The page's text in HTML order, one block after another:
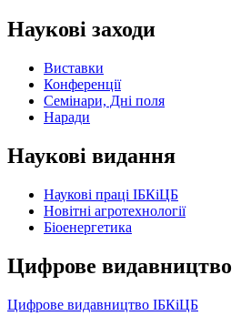
Наукові заходи
Виставки
Конференції
Семінари, Дні поля
Наради
Наукові видання
Наукові праці ІБКіЦБ
Новітні агротехнології
Бiоенергетика
Цифрове видавництво
Цифрове видавництво ІБКіЦБ